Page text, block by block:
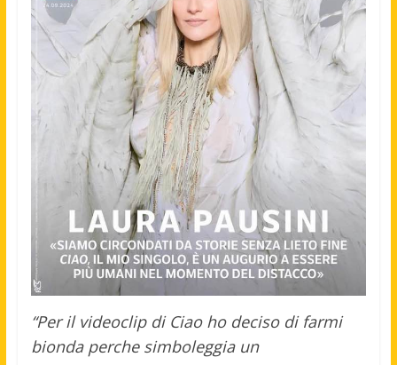
“Per il videoclip di Ciao ho deciso di farmi
bionda perche simboleggia un